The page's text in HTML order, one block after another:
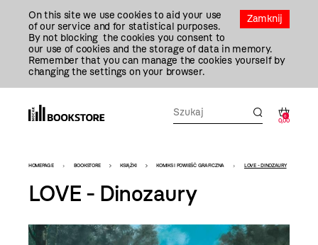
Zamknij
On this site we use cookies to aid your use
of our service and for statistical purposes.
By not blocking the cookies you consent to
our use of cookies and the storage of data in memory.
Remember that you can manage the cookies yourself by
changing the settings on your browser.
0
0,00
Bookstore
-
szablon
szczegóły
HOMEPAGE BOOKSTORE KSIĄŻKI KOMIKS I POWIEŚĆ GRAFICZNA LOVE - DINOZAURY
LOVE - Dinozaury